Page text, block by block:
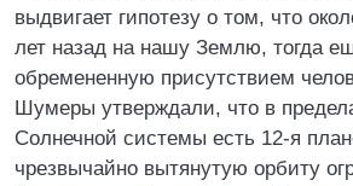
выдвигает гипотезу о том, что
лет назад на нашу Землю, тогда
обремененную присутствием
Шумеры утверждали, что в
Солнечной системы есть 12-я
чрезвычайно вытянутую орбиту